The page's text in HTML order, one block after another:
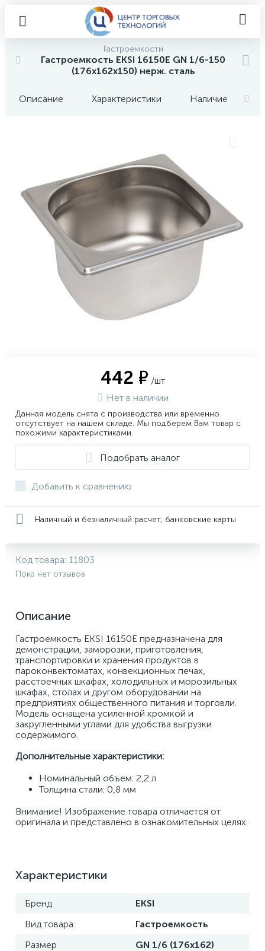
Гастроемкости
Гастроемкость EKSI 16150E GN 1/6-150
(176х162х150) нерж. сталь
Описание Характеристики Наличие
442 ₽ /шт
Нет в наличии
Данная модель снята с производства или временно
отсутствует на нашем складе. Мы подберем Вам товар с
похожими характеристиками.
Подобрать аналог
Добавить к сравнению
Наличный и безналичный расчет, банковские карты
Код товара: 11803
Пока нет отзывов
Описание
Гастроемкость EKSI 16150E предназначена для
демонстрации, заморозки, приготовления,
транспортировки и хранения продуктов в
пароконвектоматах, конвекционных печах,
расстоечных шкафах, холодильных и морозильных
шкафах, столах и другом оборудовании на
предприятиях общественного питания и торговли.
Модель оснащена усиленной кромкой и
закругленными углами для удобства выгрузки
содержимого.
Дополнительные характеристики:
Номинальный объем: 2,2 л
Толщина стали: 0,8 мм
Внимание! Изображение товара отличается от
оригинала и представлено в ознакомительных целях.
Характеристики
Бренд
EKSI
Вид товара
Гастроемкость
Размер
GN 1/6 (176x162)